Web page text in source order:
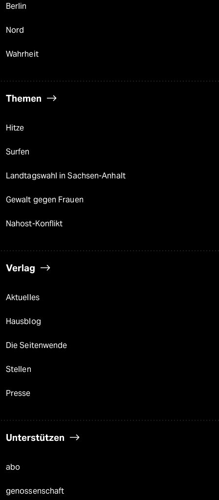
Berlin
Nord
Wahrheit
Themen
Hitze
Surfen
Landtagswahl in Sachsen-Anhalt
Gewalt gegen Frauen
Nahost-Konflikt
Verlag
Aktuelles
Hausblog
Die Seitenwende
Stellen
Presse
Unterstützen
abo
genossenschaft